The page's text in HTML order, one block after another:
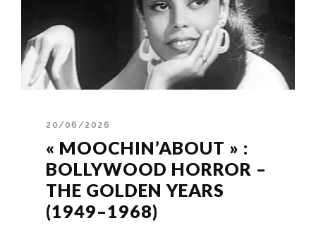
20/06/2026
« MOOCHIN’ABOUT » :
BOLLYWOOD HORROR –
THE GOLDEN YEARS
(1949–1968)